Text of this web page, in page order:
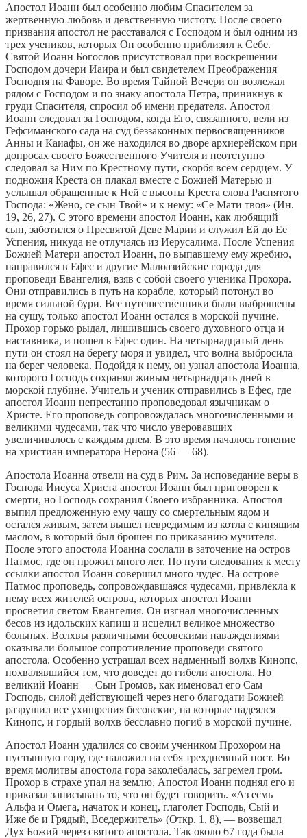
Апостол Иоанн был особенно любим Спасителем за
жертвенную любовь и девственную чистоту. После своего
призвания апостол не расставался с Господом и был одним из
трех учеников, которых Он особенно приблизил к Себе.
Святой Иоанн Богослов присутствовал при воскрешении
Господом дочери Иаира и был свидетелем Преображения
Господня на Фаворе. Во время Тайной Вечери он возлежал
рядом с Господом и по знаку апостола Петра, приникнув к
груди Спасителя, спросил об имени предателя. Апостол
Иоанн следовал за Господом, когда Его, связанного, вели из
Гефсиманского сада на суд беззаконных первосвященников
Анны и Каиафы, он же находился во дворе архиерейском при
допросах своего Божественного Учителя и неотступно
следовал за Ним по Крестному пути, скорбя всем сердцем. У
подножия Креста он плакал вместе с Божией Матерью и
услышал обращенные к Ней с высоты Креста слова Распятого
Господа: «Жено, се сын Твой» и к нему: «Се Мати твоя» (Ин.
19, 26, 27). С этого времени апостол Иоанн, как любящий
сын, заботился о Пресвятой Деве Марии и служил Ей до Ее
Успения, никуда не отлучаясь из Иерусалима. После Успения
Божией Матери апостол Иоанн, по выпавшему ему жребию,
направился в Ефес и другие Малоазийские города для
проповеди Евангелия, взяв с собой своего ученика Прохора.
Они отправились в путь на корабле, который потонул во
время сильной бури. Все путешественники были выброшены
на сушу, только апостол Иоанн остался в морской пучине.
Прохор горько рыдал, лишившись своего духовного отца и
наставника, и пошел в Ефес один. На четырнадцатый день
пути он стоял на берегу моря и увидел, что волна выбросила
на берег человека. Подойдя к нему, он узнал апостола Иоанна,
которого Господь сохранял живым четырнадцать дней в
морской глубине. Учитель и ученик отправились в Ефес, где
апостол Иоанн непрестанно проповедовал язычникам о
Христе. Его проповедь сопровождалась многочисленными и
великими чудесами, так что число уверовавших
увеличивалось с каждым днем. В это время началось гонение
на христиан императора Нерона (56 — 68).
Апостола Иоанна отвели на суд в Рим. За исповедание веры в
Господа Иисуса Христа апостол Иоанн был приговорен к
смерти, но Господь сохранил Своего избранника. Апостол
выпил предложенную ему чашу со смертельным ядом и
остался живым, затем вышел невредимым из котла с кипящим
маслом, в который был брошен по приказанию мучителя.
После этого апостола Иоанна сослали в заточение на остров
Патмос, где он прожил много лет. По пути следования к месту
ссылки апостол Иоанн совершил много чудес. На острове
Патмос проповедь, сопровождавшаяся чудесами, привлекла к
нему всех жителей острова, которых апостол Иоанн
просветил светом Евангелия. Он изгнал многочисленных
бесов из идольских капищ и исцелил великое множество
больных. Волхвы различными бесовскими наваждениями
оказывали большое сопротивление проповеди святого
апостола. Особенно устрашал всех надменный волхв Кинопс,
похвалявшийся тем, что доведет до гибели апостола. Но
великий Иоанн — Сын Громов, как именовал его Сам
Господь, силой действующей через него благодати Божией
разрушил все ухищрения бесовские, на которые надеялся
Кинопс, и гордый волхв бесславно погиб в морской пучине.
Апостол Иоанн удалился со своим учеником Прохором на
пустынную гору, где наложил на себя трехдневный пост. Во
время молитвы апостола гора заколебалась, загремел гром.
Прохор в страхе упал на землю. Апостол Иоанн поднял его и
приказал записывать то, что он будет говорить. «Аз есмь
Альфа и Омега, начаток и конец, глаголет Господь, Сый и
Иже бе и Грядый, Вседержитель» (Откр. 1, 8), — возвещал
Дух Божий через святого апостола. Так около 67 года была